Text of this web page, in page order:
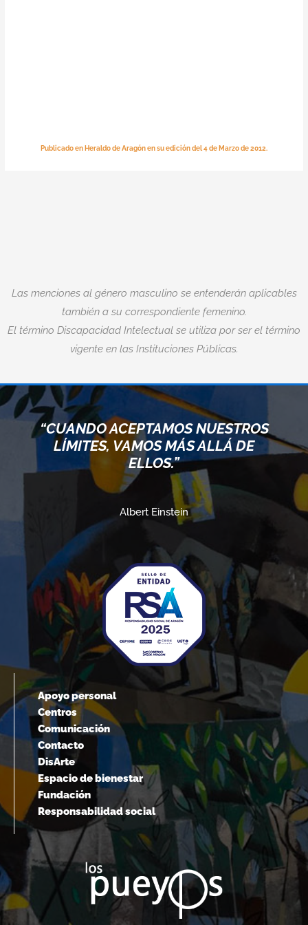
Publicado en Heraldo de Aragón en su edición del 4 de Marzo de 2012.
Las menciones al género masculino se entenderán aplicables
también a su correspondiente femenino.
El término Discapacidad Intelectual se utiliza por ser el término
vigente en las Instituciones Públicas.
“CUANDO ACEPTAMOS NUESTROS
LÍMITES, VAMOS MÁS ALLÁ DE
ELLOS.”
Albert Einstein
Apoyo personal
Centros
Comunicación
Contacto
DisArte
Espacio de bienestar
Fundación
Responsabilidad social